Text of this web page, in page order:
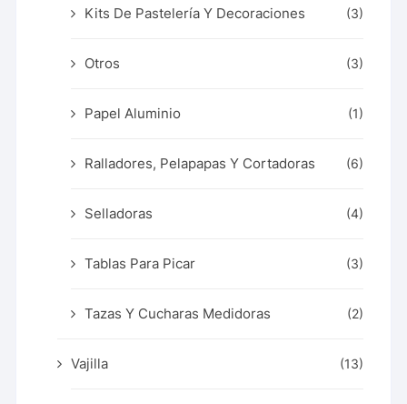
Kits De Pastelería Y Decoraciones (3)
Otros (3)
Papel Aluminio (1)
Ralladores, Pelapapas Y Cortadoras (6)
Selladoras (4)
Tablas Para Picar (3)
Tazas Y Cucharas Medidoras (2)
Vajilla (13)